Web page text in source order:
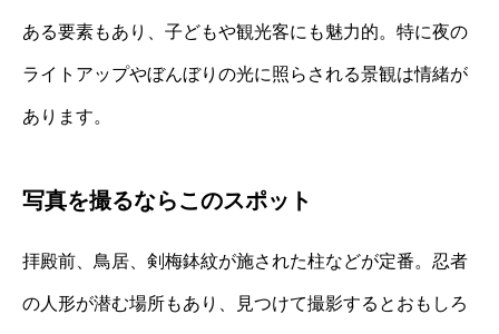
ある要素もあり、子どもや観光客にも魅力的。特に夜の
ライトアップやぼんぼりの光に照らされる景観は情緒が
あります。
写真を撮るならこのスポット
拝殿前、鳥居、剣梅鉢紋が施された柱などが定番。忍者
の人形が潜む場所もあり、見つけて撮影するとおもしろ